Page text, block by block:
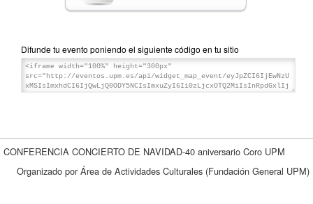
Difunde tu evento poniendo el siguiente código en tu sitio
CONFERENCIA CONCIERTO DE NAVIDAD-40 aniversario Coro UPM
Organizado por Área de Actividades Culturales (Fundación General UPM)